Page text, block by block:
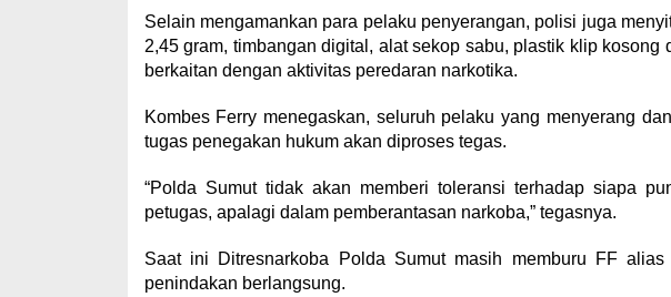
Selain mengamankan para pelaku penyerangan, polisi juga
2,45 gram, timbangan digital, alat sekop sabu, plastik klip
berkaitan dengan aktivitas peredaran narkotika.
Kombes Ferry menegaskan, seluruh pelaku yang menyerang
tugas penegakan hukum akan diproses tegas.
“Polda Sumut tidak akan memberi toleransi terhadap siapa
petugas, apalagi dalam pemberantasan narkoba,” tegasnya.
Saat ini Ditresnarkoba Polda Sumut masih memburu FF
penindakan berlangsung.